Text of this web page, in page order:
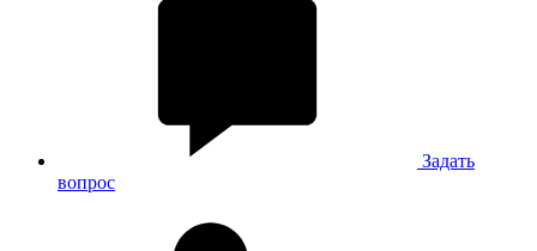
Задать
вопрос